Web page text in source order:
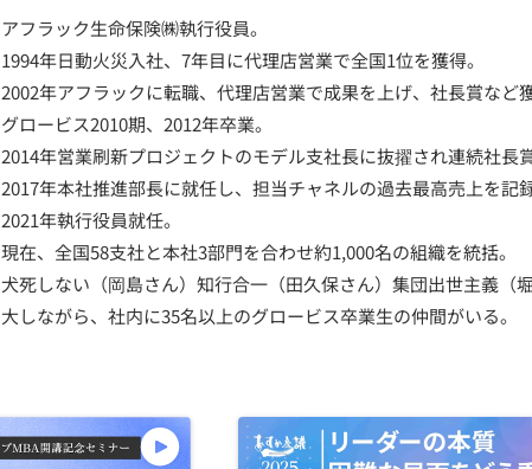
アフラック生命保険㈱執行役員。
1994年日動火災入社、7年目に代理店営業で全国1位を獲得。
2002年アフラックに転職、代理店営業で成果を上げ、社長賞など獲
グロービス2010期、2012年卒業。
2014年営業刷新プロジェクトのモデル支社長に抜擢され連続社長
2017年本社推進部長に就任し、担当チャネルの過去最高売上を記録
2021年執行役員就任。
現在、全国58支社と本社3部門を合わせ約1,000名の組織を統括。
犬死しない（岡島さん）知行合一（田久保さん）集団出世主義（
大しながら、社内に35名以上のグロービス卒業生の仲間がいる。